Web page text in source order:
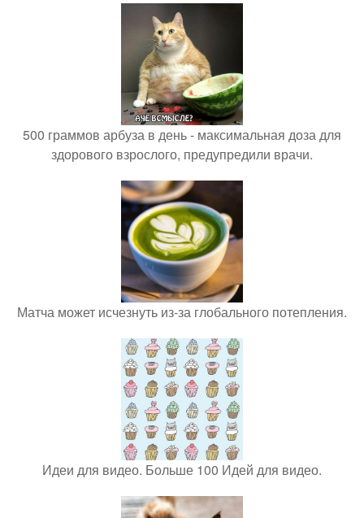
500 граммов арбуза в день - максимальная доза для
здорового взрослого, предупредили врачи.
Матча может исчезнуть из-за глобального потепления.
Идеи для видео. Больше 100 Идей для видео.